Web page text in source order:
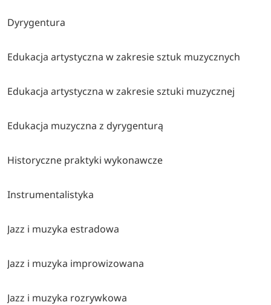
Dyrygentura
Edukacja artystyczna w zakresie sztuk muzycznych
Edukacja artystyczna w zakresie sztuki muzycznej
Edukacja muzyczna z dyrygenturą
Historyczne praktyki wykonawcze
Instrumentalistyka
Jazz i muzyka estradowa
Jazz i muzyka improwizowana
Jazz i muzyka rozrywkowa